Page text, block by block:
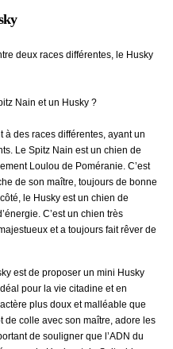
deux races différentes, le Husky
Nain et un Husky ?
à des races différentes, ayant un
Le Spitz Nain est un chien de
Loulou de Poméranie. C’est
de son maître, toujours de bonne
le Husky est un chien de
C’est un chien très
et a toujours fait rêver de
est de proposer un mini Husky
pour la vie citadine et en
plus doux et malléable que
de colle avec son maître, adore les
de souligner que l’ADN du